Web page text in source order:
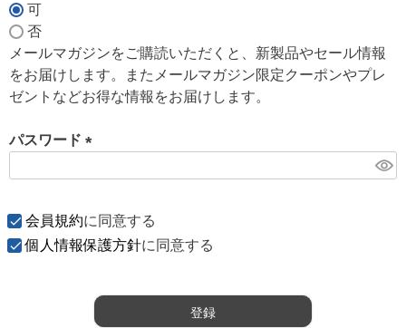
須
)
可
否
メールマガジンをご購読いただくと、新製品やセール情報
をお届けします。またメールマガジン限定クーポンやプレ
ゼントなどお得な情報をお届けします。
パスワード
)
会員規約に同意する
個人情報保護方針に同意する
登録